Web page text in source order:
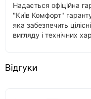
Надається офіційна
"Київ Комфорт"
яка забезпечить
вигляду і технічних
Відгуки